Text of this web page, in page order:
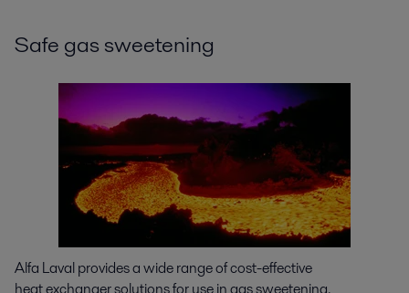
Safe gas sweetening
Alfa Laval provides a wide range of cost-effective